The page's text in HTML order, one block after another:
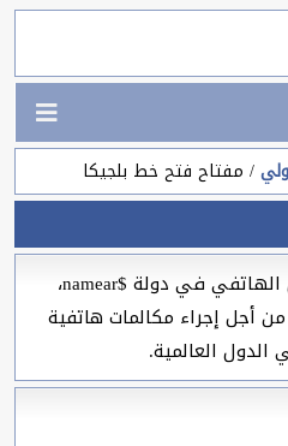
مفتاح فتح خط بلجيكا
كود ورمز مفتاح فتح الإتصال الهاتفي في دولة $namear،
أجل إجراء مكالمات هاتفية